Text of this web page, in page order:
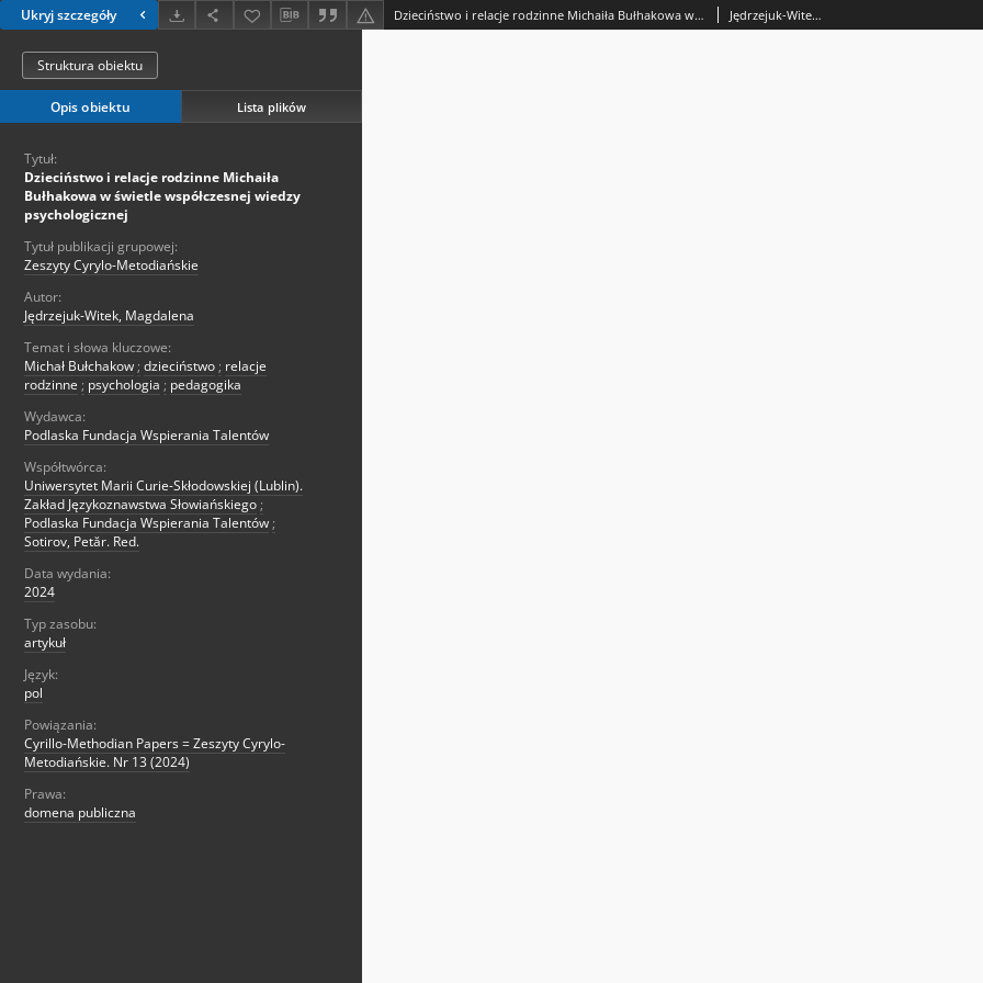
Ukryj szczegóły Dzieciństwo i relacje rodzinne Michaiła Bułhakowa w świetle współczesnej wiedzy psychologicznej Jędrzejuk-Witek, Magdalena
Struktura obiektu
Opis obiektu Lista plików
Tytuł:
Dzieciństwo i relacje rodzinne Michaiła
Bułhakowa w świetle współczesnej wiedzy
psychologicznej
Tytuł publikacji grupowej:
Zeszyty Cyrylo-Metodiańskie
Autor:
Jędrzejuk-Witek, Magdalena
Temat i słowa kluczowe:
Michał Bułchakow ; dzieciństwo ; relacje
rodzinne ; psychologia ; pedagogika
Wydawca:
Podlaska Fundacja Wspierania Talentów
Współtwórca:
Uniwersytet Marii Curie-Skłodowskiej (Lublin).
Zakład Językoznawstwa Słowiańskiego ;
Podlaska Fundacja Wspierania Talentów ;
Sotirov, Petăr. Red.
Data wydania:
2024
Typ zasobu:
artykuł
Język:
pol
Powiązania:
Cyrillo-Methodian Papers = Zeszyty Cyrylo-
Metodiańskie. Nr 13 (2024)
Prawa:
domena publiczna